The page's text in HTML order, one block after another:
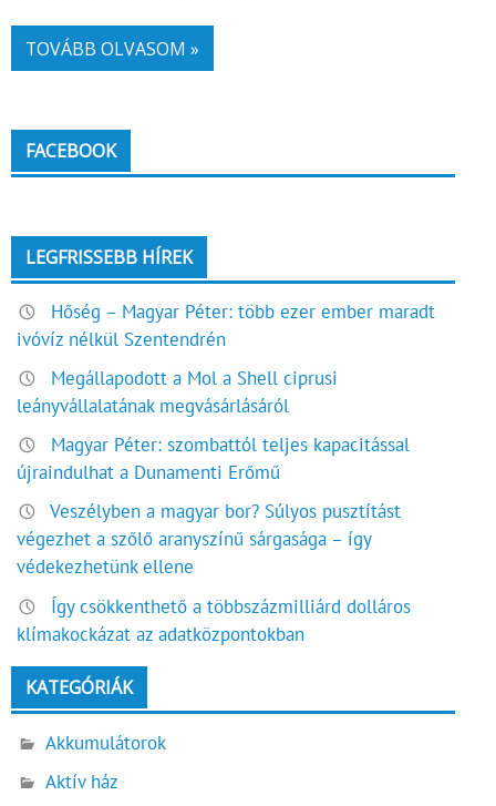
TOVÁBB OLVASOM »
FACEBOOK
LEGFRISSEBB HÍREK
Hőség – Magyar Péter: több ezer ember maradt
ivóvíz nélkül Szentendrén
Megállapodott a Mol a Shell ciprusi
leányvállalatának megvásárlásáról
Magyar Péter: szombattól teljes kapacitással
újraindulhat a Dunamenti Erőmű
Veszélyben a magyar bor? Súlyos pusztítást
végezhet a szőlő aranyszínű sárgasága – így
védekezhetünk ellene
Így csökkenthető a többszázmilliárd dolláros
klímakockázat az adatközpontokban
KATEGÓRIÁK
Akkumulátorok
Aktív ház